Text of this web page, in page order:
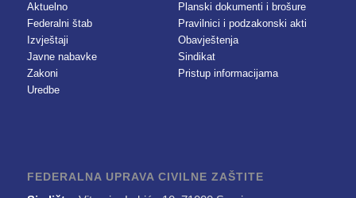
Aktuelno
Federalni štab
Izvještaji
Javne nabavke
Zakoni
Uredbe
Planski dokumenti i brošure
Pravilnici i podzakonski akti
Obavještenja
Sindikat
Pristup informacijama
FEDERALNA UPRAVA CIVILNE ZAŠTITE